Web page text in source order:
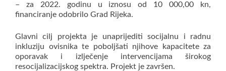
– za 2022. godinu u iznosu od 10 000,00 kn,
financiranje odobrilo Grad Rijeka.
Glavni cilj projekta je unaprijediti socijalnu i radnu
inkluziju ovisnika te poboljšati njihove kapacitete za
oporavak i izlječenje intervencijama širokog
resocijalizacijskog spektra. Projekt je završen.